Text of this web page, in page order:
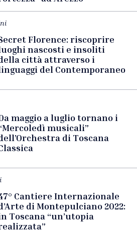
Florence: riscoprire
nascosti e insoliti
città attraverso i
del Contemporaneo
maggio a luglio tornano i
musicali”
di Toscana
Cantiere Internazionale
di Montepulciano 2022:
Toscana “un’utopia